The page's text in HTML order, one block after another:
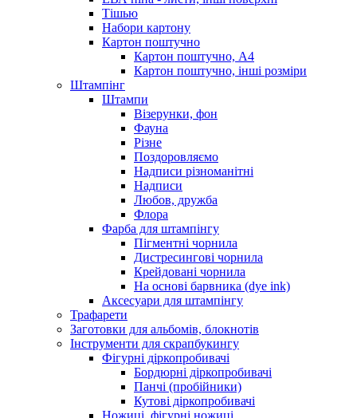
Тішью
Набори картону
Картон поштучно
Картон поштучно, А4
Картон поштучно, інші розміри
Штампінг
Штампи
Візерунки, фон
Фауна
Різне
Поздоровляємо
Надписи різноманітні
Надписи
Любов, дружба
Флора
Фарба для штампінгу
Пігментні чорнила
Дистресингові чорнила
Крейдовані чорнила
На основі барвника (dye ink)
Аксесуари для штампінгу
Трафарети
Заготовки для альбомів, блокнотів
Інструменти для скрапбукингу
Фігурні діркопробивачі
Бордюрні діркопробивачі
Панчі (пробійники)
Кутові діркопробивачі
Ножиці, фігурні ножиці